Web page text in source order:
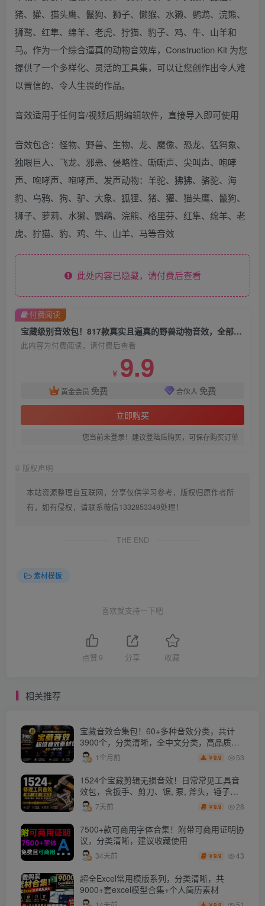
猪、獾、猫头鹰、鬣狗、狮子、懒猴、水獭、鹦鹉、浣熊、
狮鹫、红隼、绵羊、老虎、狞猫、豹子、鸡、牛、山羊和
马。作为一个综合逼真的动物音效库，Construction Kit 为您
提供了一个多样化、灵活的工具集，可以让您创作出令人难
以置信的、令人生畏的作品。
音效适用于任何音/视频后期编辑软件，直接导入即可使用
音效包含：怪物、野兽、生物、龙、魔像、恐龙、猛犸象、
独眼巨人、飞龙、邪恶、侵略性、嘶嘶声、尖叫声、咆哮
声、咆哮声、咆哮声、发声动物：羊驼、狒狒、骆驼、海
豹、乌鸦、狗、驴、大象、狐狸、猪、獾、猫头鹰、鬣狗、
狮子、萝莉、水獭、鹦鹉、浣熊、格里芬、红隼、绵羊、老
虎、狞猫、豹、鸡、牛、山羊、马等音效
此处内容已隐藏，请付费后查看
宝藏级别音效包！817款真实且逼真的野兽动物音效，全部中文汉化，无损综合逼真的动物音效库
此内容为付费阅读，请付费后查看
￥ 9.9
黄金会员 免费 合伙人 免费
立即购买
您当前未登录！建议登陆后购买，可保存购买订单
付费阅读
© 版权声明
本站资源整理自互联网，分享仅供学习参考，版权归原作者所
有，如有侵权，请联系薇信1332853349处理！
THE END
素材模板
喜欢就支持一下吧
点赞 9 分享 收藏
相关推荐
宝藏音效合集包！60+多种音效分类，共计
3900个，分类清晰，全中文分类，高品质剪
辑音效素材包
1个月前 ￥9.9 53
1524个宝藏剪辑无损音效！日常常见工具音
效包，含扳手、剪刀、锯, 泵, 斧头，锤子工
具等，中文分类
7天前 ￥9.9 28
7500+款可商用字体合集！附带可商用证明协
议，分类清晰，建议收藏使用
34天前 ￥9.9 43
超全Excel常用模版系列，分类清晰，共
9000+套excel模型合集+个人简历素材